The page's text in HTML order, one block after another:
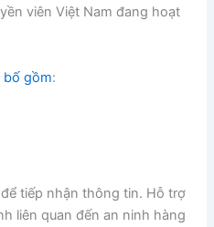
viên Việt Nam đang hoạt
bố gồm:
tiếp nhận thông tin. Hỗ trợ
liên quan đến an ninh hàng